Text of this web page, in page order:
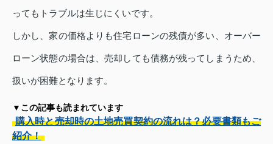
ってもトラブルは生じにくいです。
しかし、家の価格よりも住宅ローンの残債が多い、オーバー
ローン状態の場合は、売却しても債務が残ってしまうため、
扱いが困難となります。
▼この記事も読まれています
購入時と売却時の土地売買契約の流れは？必要書類もご
紹介！